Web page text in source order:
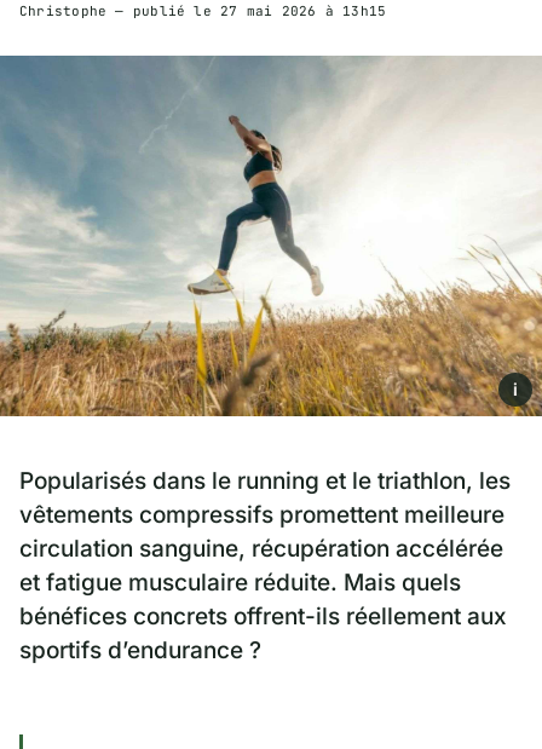
Christophe — publié le 27 mai 2026 à 13h15
i
Popularisés dans le running et le triathlon, les
vêtements compressifs promettent meilleure
circulation sanguine, récupération accélérée
et fatigue musculaire réduite. Mais quels
bénéfices concrets offrent-ils réellement aux
sportifs d’endurance ?